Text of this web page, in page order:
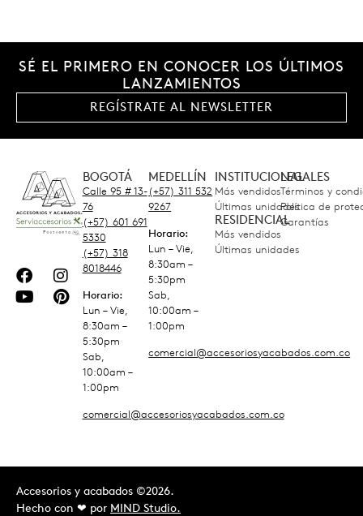
SÉ EL PRIMERO EN CONOCER LOS ÚLTIMOS
LANZAMIENTOS
REGÍSTRATE AL NEWSLETTER
BOGOTÁ
Calle 95 # 13-
76
(+57) 601 691
5330
(+57) 318
8018446
Horario:
Lun – Vie,
8:30am –
5:30pm
Sab,
10:00am –
1:00pm
comercial@accesoriosyacabados.com.co
MEDELLÍN
(+57) 311 532
9267
Horario:
Lun – Vie,
8:30am –
5:30pm
Sab,
10:00am –
1:00pm
comercial@accesoriosyacabados.com.co
INSTITUCIONAL
Más vendidos
Últimas unidades
RESIDENCIAL
Más vendidos
Últimas unidades
LEGALES
Términos y
Política de
Garantías
Accesorios y acabados ©2026.
Hecho con ❤︎ por MIND Studio.